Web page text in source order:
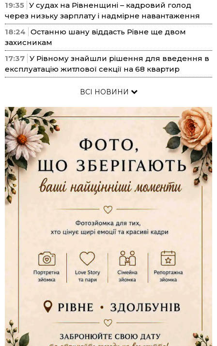
19:35 У судах на Рівненщині – кадровий голод
через низьку зарплату і надмірне навантаження
18:24 Останню шану віддасть Рівне ще двом
захисникам
17:37 У Рівному знайшли рішення для введення в
експлуатацію житлової секції на 68 квартир
ВСІ НОВИНИ